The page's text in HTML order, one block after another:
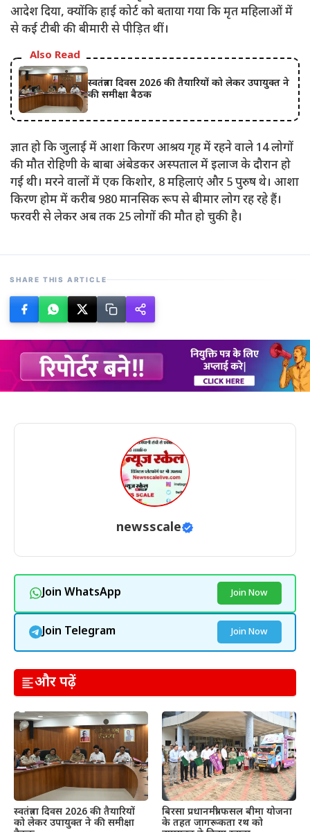
आदेश दिया, क्योंकि हाई कोर्ट को बताया गया कि मृत महिलाओं में
से कई टीबी की बीमारी से पीड़ित थीं।
Also Read
स्वतंत्रता दिवस 2026 की तैयारियों को लेकर उपायुक्त ने
की समीक्षा बैठक
ज्ञात हो कि जुलाई में आशा किरण आश्रय गृह में रहने वाले 14 लोगों
की मौत रोहिणी के बाबा अंबेडकर अस्पताल में इलाज के दौरान हो
गई थी। मरने वालों में एक किशोर, 8 महिलाएं और 5 पुरुष थे। आशा
किरण होम में करीब 980 मानसिक रूप से बीमार लोग रह रहे हैं।
फरवरी से लेकर अब तक 25 लोगों की मौत हो चुकी है।
SHARE THIS ARTICLE
newsscale
Join WhatsApp Join Now
Join Telegram Join Now
और पढ़ें
स्वतंत्रता दिवस 2026 की तैयारियों
को लेकर उपायुक्त ने की समीक्षा
बिरसा प्रधानमंत्री फसल बीमा योजना
के तहत जागरूकता रथ को